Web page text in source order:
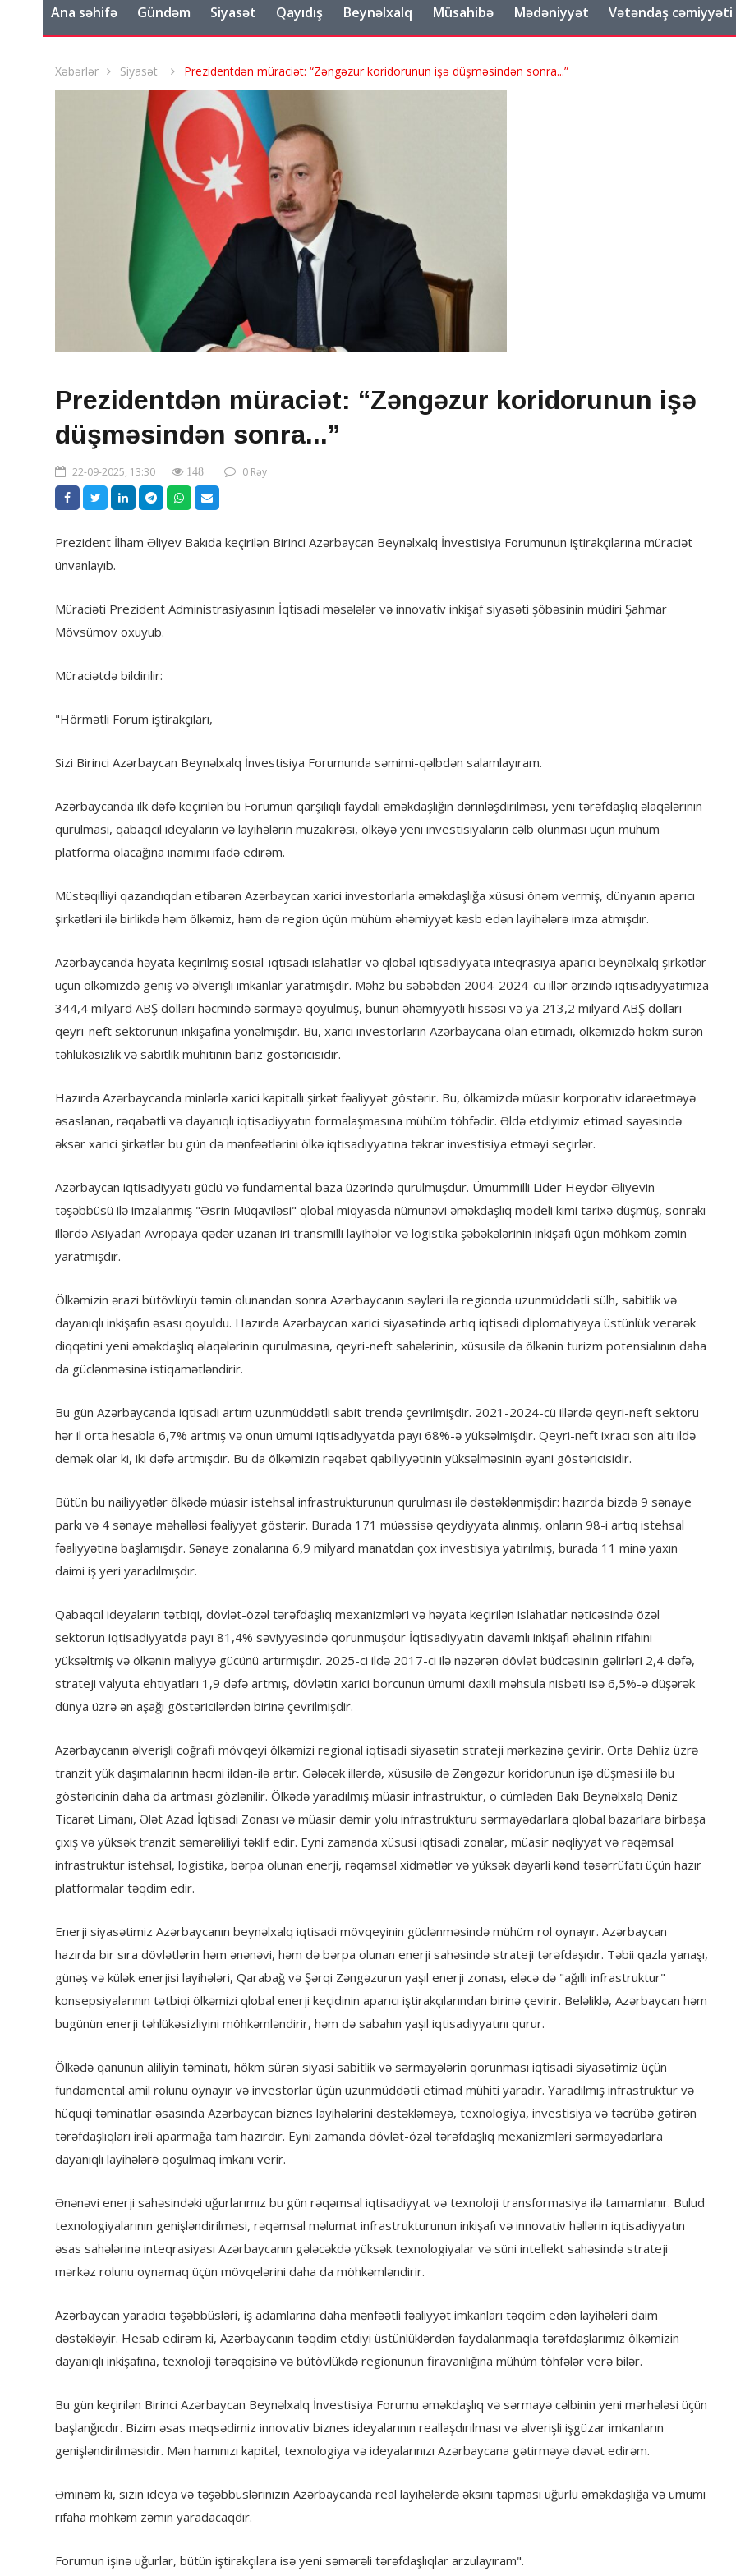
Ana səhifə Gündəm Siyasət Qayıdış Beynəlxalq Müsahibə Mədəniyyət Vətəndaş cəmiyyəti
Xəbərlər Siyasət Prezidentdən müraciət: “Zəngəzur koridorunun işə düşməsindən sonra...”
Prezidentdən müraciət: “Zəngəzur koridorunun işə
düşməsindən sonra...”
22-09-2025, 13:30 148 0 Rəy
Prezident İlham Əliyev Bakıda keçirilən Birinci Azərbaycan Beynəlxalq İnvestisiya Forumunun iştirakçılarına müraciət
ünvanlayıb.
Müraciəti Prezident Administrasiyasının İqtisadi məsələlər və innovativ inkişaf siyasəti şöbəsinin müdiri Şahmar
Mövsümov oxuyub.
Müraciətdə bildirilir:
"Hörmətli Forum iştirakçıları,
Sizi Birinci Azərbaycan Beynəlxalq İnvestisiya Forumunda səmimi-qəlbdən salamlayıram.
Azərbaycanda ilk dəfə keçirilən bu Forumun qarşılıqlı faydalı əməkdaşlığın dərinləşdirilməsi, yeni tərəfdaşlıq əlaqələrinin
qurulması, qabaqcıl ideyaların və layihələrin müzakirəsi, ölkəyə yeni investisiyaların cəlb olunması üçün mühüm
platforma olacağına inamımı ifadə edirəm.
Müstəqilliyi qazandıqdan etibarən Azərbaycan xarici investorlarla əməkdaşlığa xüsusi önəm vermiş, dünyanın aparıcı
şirkətləri ilə birlikdə həm ölkəmiz, həm də region üçün mühüm əhəmiyyət kəsb edən layihələrə imza atmışdır.
Azərbaycanda həyata keçirilmiş sosial-iqtisadi islahatlar və qlobal iqtisadiyyata inteqrasiya aparıcı beynəlxalq şirkətlər
üçün ölkəmizdə geniş və əlverişli imkanlar yaratmışdır. Məhz bu səbəbdən 2004-2024-cü illər ərzində iqtisadiyyatımıza
344,4 milyard ABŞ dolları həcmində sərmayə qoyulmuş, bunun əhəmiyyətli hissəsi və ya 213,2 milyard ABŞ dolları
qeyri-neft sektorunun inkişafına yönəlmişdir. Bu, xarici investorların Azərbaycana olan etimadı, ölkəmizdə hökm sürən
təhlükəsizlik və sabitlik mühitinin bariz göstəricisidir.
Hazırda Azərbaycanda minlərlə xarici kapitallı şirkət fəaliyyət göstərir. Bu, ölkəmizdə müasir korporativ idarəetməyə
əsaslanan, rəqabətli və dayanıqlı iqtisadiyyatın formalaşmasına mühüm töhfədir. Əldə etdiyimiz etimad sayəsində
əksər xarici şirkətlər bu gün də mənfəətlərini ölkə iqtisadiyyatına təkrar investisiya etməyi seçirlər.
Azərbaycan iqtisadiyyatı güclü və fundamental baza üzərində qurulmuşdur. Ümummilli Lider Heydər Əliyevin
təşəbbüsü ilə imzalanmış "Əsrin Müqaviləsi" qlobal miqyasda nümunəvi əməkdaşlıq modeli kimi tarixə düşmüş, sonrakı
illərdə Asiyadan Avropaya qədər uzanan iri transmilli layihələr və logistika şəbəkələrinin inkişafı üçün möhkəm zəmin
yaratmışdır.
Ölkəmizin ərazi bütövlüyü təmin olunandan sonra Azərbaycanın səyləri ilə regionda uzunmüddətli sülh, sabitlik və
dayanıqlı inkişafın əsası qoyuldu. Hazırda Azərbaycan xarici siyasətində artıq iqtisadi diplomatiyaya üstünlük verərək
diqqətini yeni əməkdaşlıq əlaqələrinin qurulmasına, qeyri-neft sahələrinin, xüsusilə də ölkənin turizm potensialının daha
da güclənməsinə istiqamətləndirir.
Bu gün Azərbaycanda iqtisadi artım uzunmüddətli sabit trendə çevrilmişdir. 2021-2024-cü illərdə qeyri-neft sektoru
hər il orta hesabla 6,7% artmış və onun ümumi iqtisadiyyatda payı 68%-ə yüksəlmişdir. Qeyri-neft ixracı son altı ildə
demək olar ki, iki dəfə artmışdır. Bu da ölkəmizin rəqabət qabiliyyətinin yüksəlməsinin əyani göstəricisidir.
Bütün bu nailiyyətlər ölkədə müasir istehsal infrastrukturunun qurulması ilə dəstəklənmişdir: hazırda bizdə 9 sənaye
parkı və 4 sənaye məhəlləsi fəaliyyət göstərir. Burada 171 müəssisə qeydiyyata alınmış, onların 98-i artıq istehsal
fəaliyyətinə başlamışdır. Sənaye zonalarına 6,9 milyard manatdan çox investisiya yatırılmış, burada 11 minə yaxın
daimi iş yeri yaradılmışdır.
Qabaqcıl ideyaların tətbiqi, dövlət-özəl tərəfdaşlıq mexanizmləri və həyata keçirilən islahatlar nəticəsində özəl
sektorun iqtisadiyyatda payı 81,4% səviyyəsində qorunmuşdur İqtisadiyyatın davamlı inkişafı əhalinin rifahını
yüksəltmiş və ölkənin maliyyə gücünü artırmışdır. 2025-ci ildə 2017-ci ilə nəzərən dövlət büdcəsinin gəlirləri 2,4 dəfə,
strateji valyuta ehtiyatları 1,9 dəfə artmış, dövlətin xarici borcunun ümumi daxili məhsula nisbəti isə 6,5%-ə düşərək
dünya üzrə ən aşağı göstəricilərdən birinə çevrilmişdir.
Azərbaycanın əlverişli coğrafi mövqeyi ölkəmizi regional iqtisadi siyasətin strateji mərkəzinə çevirir. Orta Dəhliz üzrə
tranzit yük daşımalarının həcmi ildən-ilə artır. Gələcək illərdə, xüsusilə də Zəngəzur koridorunun işə düşməsi ilə bu
göstəricinin daha da artması gözlənilir. Ölkədə yaradılmış müasir infrastruktur, o cümlədən Bakı Beynəlxalq Dəniz
Ticarət Limanı, Ələt Azad İqtisadi Zonası və müasir dəmir yolu infrastrukturu sərmayədarlara qlobal bazarlara birbaşa
çıxış və yüksək tranzit səmərəliliyi təklif edir. Eyni zamanda xüsusi iqtisadi zonalar, müasir nəqliyyat və rəqəmsal
infrastruktur istehsal, logistika, bərpa olunan enerji, rəqəmsal xidmətlər və yüksək dəyərli kənd təsərrüfatı üçün hazır
platformalar təqdim edir.
Enerji siyasətimiz Azərbaycanın beynəlxalq iqtisadi mövqeyinin güclənməsində mühüm rol oynayır. Azərbaycan
hazırda bir sıra dövlətlərin həm ənənəvi, həm də bərpa olunan enerji sahəsində strateji tərəfdaşıdır. Təbii qazla yanaşı,
günəş və külək enerjisi layihələri, Qarabağ və Şərqi Zəngəzurun yaşıl enerji zonası, eləcə də "ağıllı infrastruktur"
konsepsiyalarının tətbiqi ölkəmizi qlobal enerji keçidinin aparıcı iştirakçılarından birinə çevirir. Beləliklə, Azərbaycan həm
bugünün enerji təhlükəsizliyini möhkəmləndirir, həm də sabahın yaşıl iqtisadiyyatını qurur.
Ölkədə qanunun aliliyin təminatı, hökm sürən siyasi sabitlik və sərmayələrin qorunması iqtisadi siyasətimiz üçün
fundamental amil rolunu oynayır və investorlar üçün uzunmüddətli etimad mühiti yaradır. Yaradılmış infrastruktur və
hüquqi təminatlar əsasında Azərbaycan biznes layihələrini dəstəkləməyə, texnologiya, investisiya və təcrübə gətirən
tərəfdaşlıqları irəli aparmağa tam hazırdır. Eyni zamanda dövlət-özəl tərəfdaşlıq mexanizmləri sərmayədarlara
dayanıqlı layihələrə qoşulmaq imkanı verir.
Ənənəvi enerji sahəsindəki uğurlarımız bu gün rəqəmsal iqtisadiyyat və texnoloji transformasiya ilə tamamlanır. Bulud
texnologiyalarının genişləndirilməsi, rəqəmsal məlumat infrastrukturunun inkişafı və innovativ həllərin iqtisadiyyatın
əsas sahələrinə inteqrasiyası Azərbaycanın gələcəkdə yüksək texnologiyalar və süni intellekt sahəsində strateji
mərkəz rolunu oynamaq üçün mövqelərini daha da möhkəmləndirir.
Azərbaycan yaradıcı təşəbbüsləri, iş adamlarına daha mənfəətli fəaliyyət imkanları təqdim edən layihələri daim
dəstəkləyir. Hesab edirəm ki, Azərbaycanın təqdim etdiyi üstünlüklərdən faydalanmaqla tərəfdaşlarımız ölkəmizin
dayanıqlı inkişafına, texnoloji tərəqqisinə və bütövlükdə regionunun firavanlığına mühüm töhfələr verə bilər.
Bu gün keçirilən Birinci Azərbaycan Beynəlxalq İnvestisiya Forumu əməkdaşlıq və sərmayə cəlbinin yeni mərhələsi üçün
başlanğıcdır. Bizim əsas məqsədimiz innovativ biznes ideyalarının reallaşdırılması və əlverişli işgüzar imkanların
genişləndirilməsidir. Mən hamınızı kapital, texnologiya və ideyalarınızı Azərbaycana gətirməyə dəvət edirəm.
Əminəm ki, sizin ideya və təşəbbüslərinizin Azərbaycanda real layihələrdə əksini tapması uğurlu əməkdaşlığa və ümumi
rifaha möhkəm zəmin yaradacaqdır.
Forumun işinə uğurlar, bütün iştirakçılara isə yeni səmərəli tərəfdaşlıqlar arzulayıram".